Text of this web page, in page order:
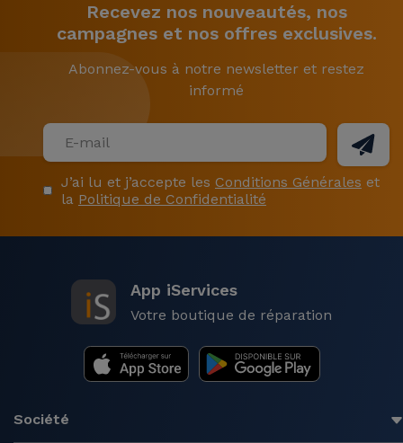
Recevez nos nouveautés, nos
campagnes et nos offres exclusives.
Abonnez-vous à notre newsletter et restez
informé
J’ai lu et j’accepte les Conditions Générales et
la Politique de Confidentialité
App iServices
Votre boutique de réparation
Société